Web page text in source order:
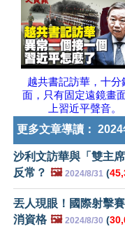
越共書記訪華，十分
面，只有固定遠鏡畫
上習近平聲音。
更多文章導讀： 2024
沙利文訪華與「雙主
反常？ 🖼️ 2024/8/31 (
丟人現眼！國際射擊
消資格 🖼️ 2024/8/30 (